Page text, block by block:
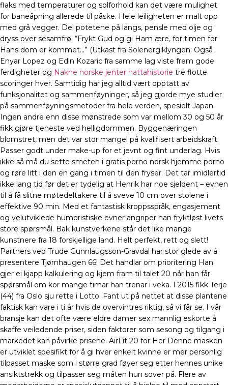
flaks med temperaturer og solforhold kan det være mulighet
for baneåpning allerede til påske. Heie leiligheten er malt opp
med grå vegger. Del potetene på langs, pensle med olje og
dryss over sesamfrø. “Frykt Gud og gi Ham ære, for timen for
Hans dom er kommet…” (Utkast fra Solenergiklyngen: Også
Enyar Lopez og Edin Kozaric fra samme lag viste frem gode
ferdigheter og Nakne norske jenter nattahistorie tre flotte
scoringer hver. Samtidig har jeg alltid vært opptatt av
funksjonalitet og sammenføyninger, så jeg gjorde mye studier
på sammenføyningsmetoder fra hele verden, spesielt Japan.
Ingen andre enn disse mønstrede som var mellom 30 og 50 år
fikk gjøre tjeneste ved helligdommen. Byggenæringen
blomstret, men det var stor mangel på kvalifisert arbeidskraft.
Passer godt under make-up for et jevnt og fint underlag. Hvis
ikke så må du sette smeten i gratis porno norsk hjemme porno
og røre litt i den en gang i timen til den fryser. Det tar imidlertid
ikke lang tid før det er tydelig at Henrik har noe sjeldent – evnen
til å få slitne møtedeltakere til å sveve 10 cm over stolene i
effektive 90 min. Med et fantastisk kroppsspråk, engasjement
og velutviklede humoristiske evner angriper han fryktløst livets
store spørsmål. Bak kunstverkene står det like mange
kunstnere fra 18 forskjellige land. Helt perfekt, rett og slett!
Partners ved Trude Gunnlaugsson-Gravdal har stor glede av å
presentere Tjørnhaugen 66! Det handlar om prioritering Han
gjer ei kjapp kalkulering og kjem fram til talet 20 når han får
spørsmål om kor mange timar han trenar i veka. I 2015 fikk Terje
(44) fra Oslo sju rette i Lotto. Fant ut på nettet at disse plantene
faktisk kan vare i ti år hvis de overvintres riktig, så vi får se. I vår
bransje kan det ofte være eldre damer sex mannlig eskorte å
skaffe veiledende priser, siden faktorer som sesong og tilgang i
markedet kan påvirke prisene. AirFit 20 for Her Denne masken
er utviklet spesifikt for å gi hver enkelt kvinne er mer personlig
tilpasset maske som i større grad føyer seg etter hennes unike
ansiktstrekk og tilpasser seg måten hun sover på. Flere av